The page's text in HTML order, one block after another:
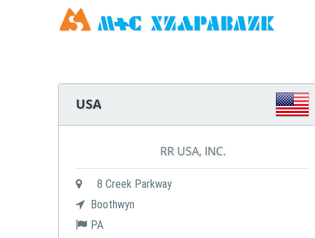
USA
RR USA, INC.
8 Creek Parkway
Boothwyn
PA